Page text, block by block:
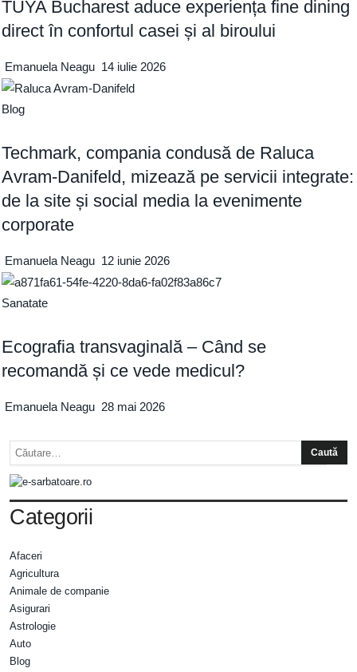
TUYA Bucharest aduce experiența fine dining
direct în confortul casei și al biroului
Emanuela Neagu 14 iulie 2026
Blog
Techmark, compania condusă de Raluca
Avram-Danifeld, mizează pe servicii integrate:
de la site și social media la evenimente
corporate
Emanuela Neagu 12 iunie 2026
Sanatate
Ecografia transvaginală – Când se
recomandă și ce vede medicul?
Emanuela Neagu 28 mai 2026
Categorii
Afaceri
Agricultura
Animale de companie
Asigurari
Astrologie
Auto
Blog